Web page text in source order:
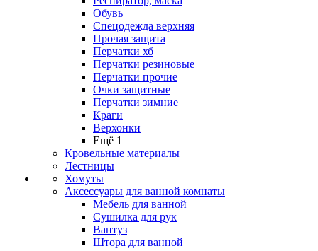
Обувь
Спецодежда верхняя
Прочая защита
Перчатки хб
Перчатки резиновые
Перчатки прочие
Очки защитные
Перчатки зимние
Краги
Верхонки
Ещё 1
Кровельные материалы
Лестницы
Хомуты
Аксессуары для ванной комнаты
Мебель для ванной
Сушилка для рук
Вантуз
Штора для ванной